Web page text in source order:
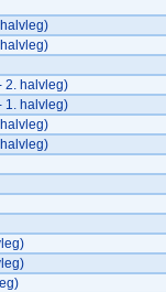
2. halvleg)
1. halvleg)